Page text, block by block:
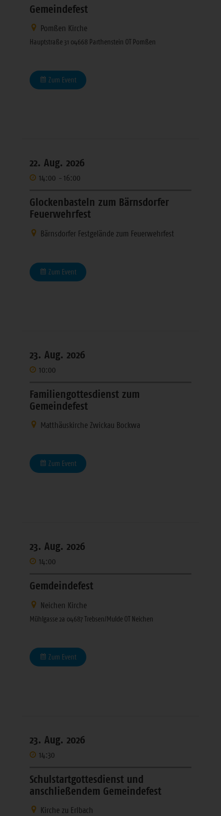
Gemeindefest
Pomßen Kirche
Hauptstraße 31 04668 Parthenstein OT Pomßen
Zum Event
22. Aug. 2026
14:00 -16:00
Glockenbasteln zum Bärnsdorfer
Feuerwehrfest
Bärnsdorfer Festgelände zum Feuerwehrfest
Zum Event
23. Aug. 2026
10:00
Familiengottesdienst zum
Gemeindefest
Matthäuskirche Zwickau Bockwa
Zum Event
23. Aug. 2026
14:00
Gemdeindefest
Neichen Kirche
Mühlgasse 2a 04687 Trebsen/Mulde OT Neichen
Zum Event
23. Aug. 2026
14:30
Schulstartgottesdienst und
anschließendem Gemeindefest
Kirche zu Erlbach